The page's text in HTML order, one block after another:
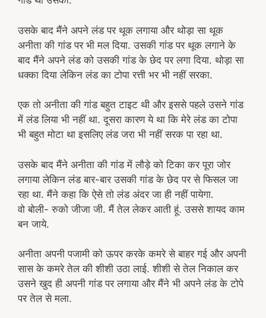
उसके बाद मैंने अपने लंड पर थूक लगाया और थोड़ा सा थूक
अनीता की गांड पर भी मल दिया. उसकी गांड पर थूक लगाने के
बाद मैंने अपने लंड को उसकी गांड के छेद पर लगा दिया. थोड़ा सा
धक्का दिया लेकिन लंड का टोपा रत्ती भर भी नहीं सरका.
एक तो अनीता की गांड बहुत टाइट थी और इससे पहले उसने गांड
में लंड लिया भी नहीं था. दूसरा कारण ये था कि मेरे लंड का टोपा
भी बहुत मोटा था इसलिए लंड जरा भी नहीं सरक पा रहा था.
उसके बाद मैंने अनीता की गांड में लौड़े को टिका कर पूरा जोर
लगाया लेकिन लंड बार-बार उसकी गांड के छेद पर से फिसल जा
रहा था. मैंने कहा कि ऐसे तो लंड अंदर जा ही नहीं पायेगा.
वो बोली- रुको जीजा जी. मैं तेल लेकर आती हूं. उससे शायद काम
बन जाये.
अनीता अपनी पजामी को ऊपर करके कमरे से बाहर गई और अपनी
सास के कमरे तेल की शीशी उठा लाई. शीशी से तेल निकाल कर
उसने खुद ही अपनी गांड पर लगाया और मैंने भी अपने लंड के टोपे
पर तेल से मला.